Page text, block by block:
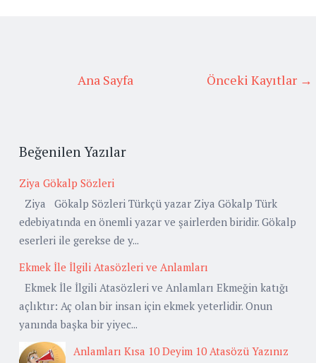
Önceki Kayıtlar →
Ana Sayfa
Beğenilen Yazılar
Ziya Gökalp Sözleri
Ziya Gökalp Sözleri Türkçü yazar Ziya Gökalp Türk
edebiyatında en önemli yazar ve şairlerden biridir. Gökalp
eserleri ile gerekse de y...
Ekmek İle İlgili Atasözleri ve Anlamları
Ekmek İle İlgili Atasözleri ve Anlamları Ekmeğin katığı
açlıktır: Aç olan bir insan için ekmek yeterlidir. Onun
yanında başka bir yiyec...
Anlamları Kısa 10 Deyim 10 Atasözü Yazınız